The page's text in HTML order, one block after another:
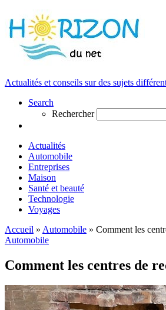
Actualités et conseils sur des sujets
Search
Rechercher
Actualités
Automobile
Entreprises
Maison
Santé et beauté
Technologie
Voyages
Accueil » Automobile » Comment les
Automobile
Comment les centres de